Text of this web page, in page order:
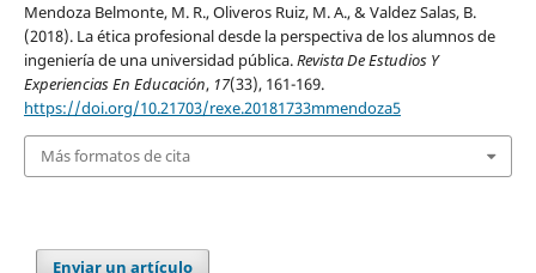
Mendoza Belmonte, M. R., Oliveros Ruiz, M. A., & Valdez Salas, B.
(2018). La ética profesional desde la perspectiva de los alumnos de
ingeniería de una universidad pública.Revista De Estudios Y
Experiencias En Educación, 17(33), 161-169.
https://doi.org/10.21703/rexe.20181733mmendoza5
Más formatos de cita
Enviar un artículo